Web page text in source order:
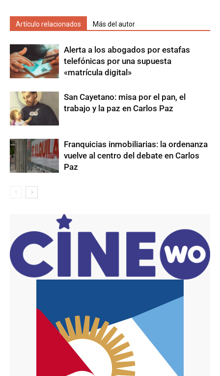
Artículo relacionados Más del autor
Alerta a los abogados por estafas
telefónicas por una supuesta
«matrícula digital»
San Cayetano: misa por el pan, el
trabajo y la paz en Carlos Paz
Franquicias inmobiliarias: la ordenanza
vuelve al centro del debate en Carlos
Paz